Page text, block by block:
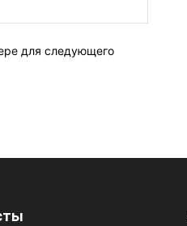
для следующего